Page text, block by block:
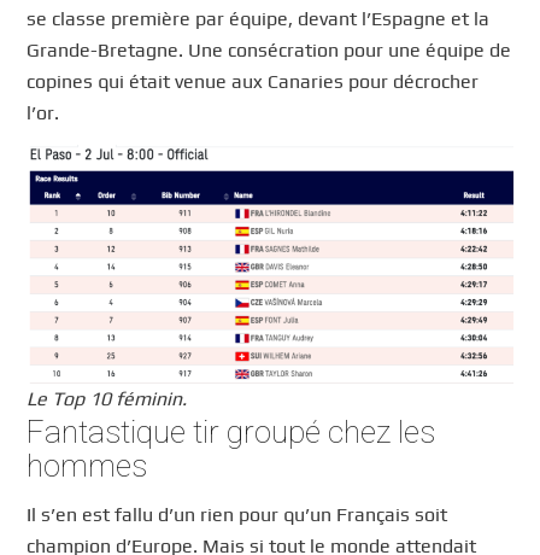
se classe première par équipe, devant l’Espagne et la
Grande-Bretagne. Une consécration pour une équipe de
copines qui était venue aux Canaries pour décrocher
l’or.
Le Top 10 féminin.
Fantastique tir groupé chez les
hommes
Il s’en est fallu d’un rien pour qu’un Français soit
champion d’Europe. Mais si tout le monde attendait